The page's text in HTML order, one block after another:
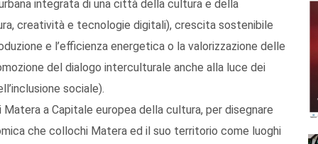
integrata di una città della cultura e della
creatività e tecnologie digitali), crescita sostenibile
e l’efficienza energetica o la valorizzazione delle
del dialogo interculturale anche alla luce dei
sociale).
a Capitale europea della cultura, per disegnare
che collochi Matera ed il suo territorio come luoghi